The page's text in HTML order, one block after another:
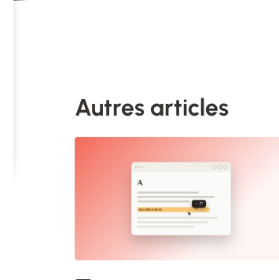
Autres articles